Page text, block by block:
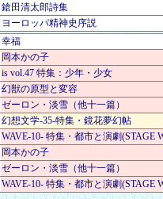
鎗田清太郎詩集
ヨーロッパ精神史序説
幸福
岡本かの子
is vol.47 特集：少年・少女
幻獣の原型と変容
ゼーロン・淡雪（他十一篇）
幻想文学-35-特集・鏡花夢幻帖
WAVE-10- 特集・都市と演劇(STAGE
岡本かの子
ゼーロン・淡雪（他十一篇）
WAVE-10- 特集・都市と演劇(STAGE